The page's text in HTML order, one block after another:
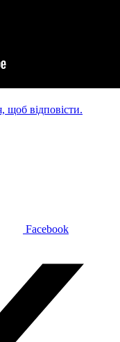
щоб відповісти.
Facebook